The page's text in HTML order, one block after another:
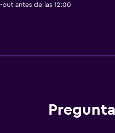
antes de las 12:00